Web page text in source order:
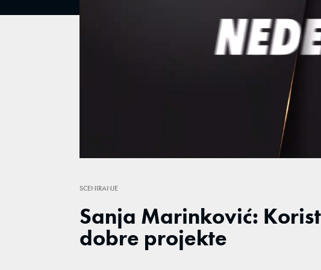
Unmute
SCENIRANJE
Sanja Marinković:
dobre projekte